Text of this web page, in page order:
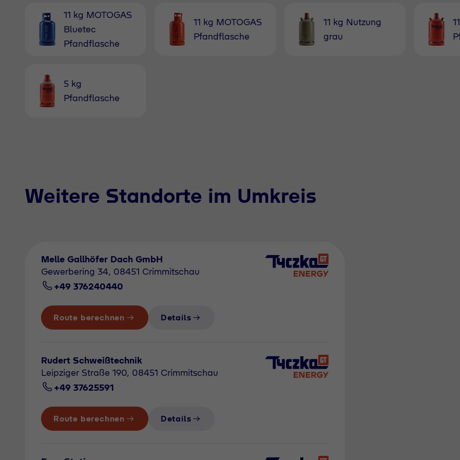
11 kg MOTOGAS
Bluetec
Pfandflasche
11 kg MOTOGAS
Pfandflasche
11 kg Nutzung
grau
5 kg
Pfandflasche
Weitere Standorte im Umkreis
Melle Gallhöfer Dach GmbH
Gewerbering 34, 08451 Crimmitschau
+49 376240440
Route berechnen Details
Rudert Schweißtechnik
Leipziger Straße 190, 08451 Crimmitschau
+49 37625591
Route berechnen Details